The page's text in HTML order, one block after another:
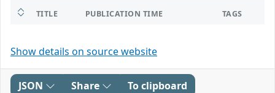
TITLE PUBLICATION TIME TAGS
Show details on source website
JSON Share To clipboard